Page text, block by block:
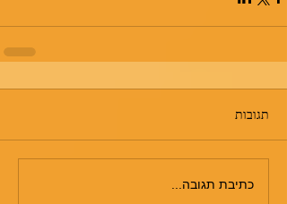
תגובות
כתיבת תגובה...